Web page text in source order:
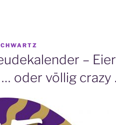
–
oder völlig crazy